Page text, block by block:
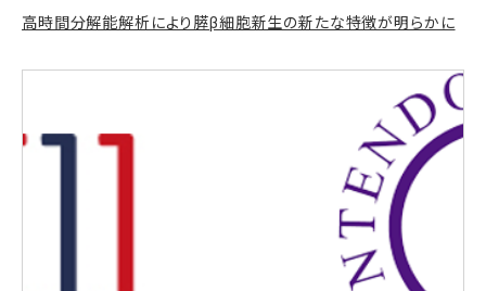
高時間分解能解析により膵β細胞新生の新たな特徴が明らかに